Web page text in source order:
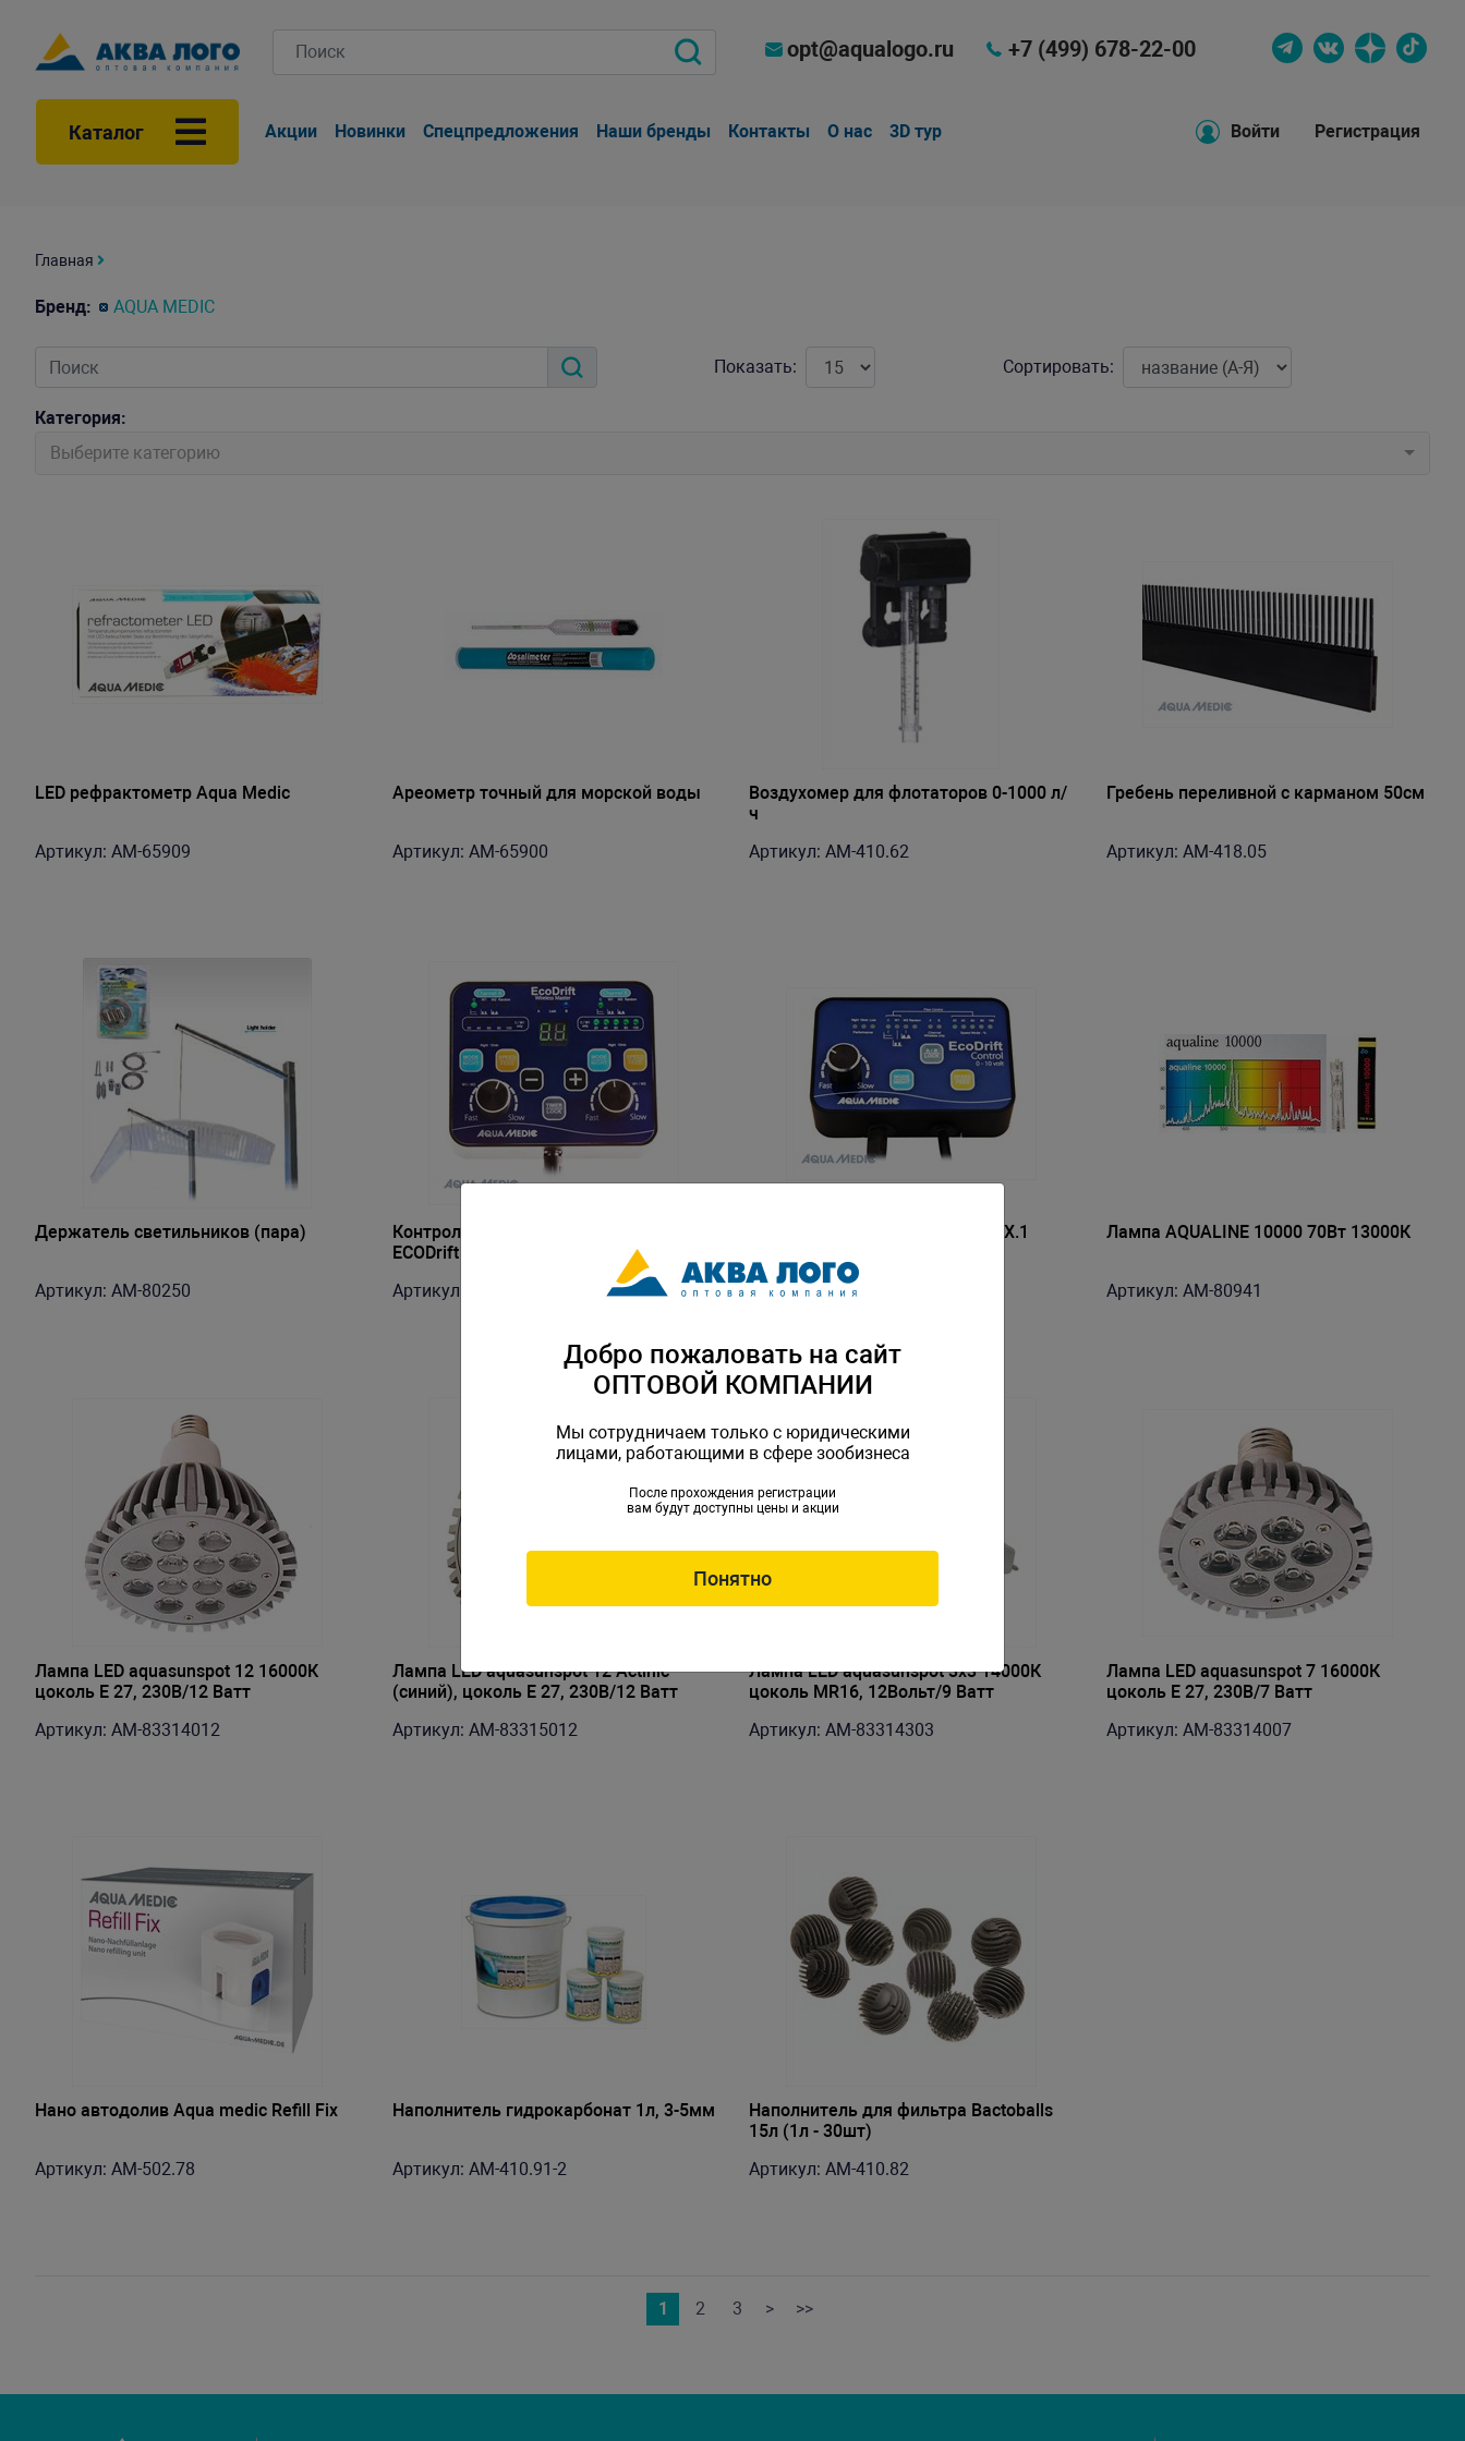
opt@aqualogo.ru +7 (499) 678-22-00
Каталог Акции Новинки Спецпредложения Наши бренды Контакты О нас 3D тур Войти Регистрация
Главная
Бренд: AQUA MEDIC
Показать: Сортировать:
Категория:
Выберите категорию
LED рефрактометр Aqua Medic
Артикул: AM-65909
Ареометр точный для морской воды
Артикул: AM-65900
Воздухомер для флотаторов 0-1000 л/
ч
Артикул: AM-410.62
Гребень переливной с карманом 50см
Артикул: AM-418.05
Держатель светильников (пара)
Артикул: AM-80250
Контроллер беспроводной для помп
ECODrift 2-х канальный
Артикул: AM-103.600
Контроллер для помп ECODrift Х.1
Артикул: AM-103.601
Лампа AQUALINE 10000 70Вт 13000К
Артикул: AM-80941
Лампа LED aquasunspot 12 16000К
цоколь Е 27, 230В/12 Ватт
Артикул: AM-83314012
Лампа LED aquasunspot 12 Actinic
(синий), цоколь Е 27, 230В/12 Ватт
Артикул: AM-83315012
Лампа LED aquasunspot 3х3 14000К
цоколь MR16, 12Вольт/9 Ватт
Артикул: AM-83314303
Лампа LED aquasunspot 7 16000К
цоколь Е 27, 230В/7 Ватт
Артикул: AM-83314007
Нано автодолив Aqua medic Refill Fix
Артикул: AM-502.78
Наполнитель гидрокарбонат 1л, 3-5мм
Артикул: AM-410.91-2
Наполнитель для фильтра Bactoballs
15л (1л - 30шт)
Артикул: AM-410.82
1 2 3 > >>
Добро пожаловать на сайт
ОПТОВОЙ КОМПАНИИ
Мы сотрудничаем только с юридическими
лицами, работающими в сфере зообизнеса
После прохождения регистрации
вам будут доступны цены и акции
Понятно